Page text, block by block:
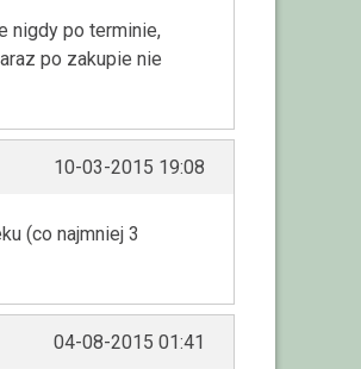
nigdy po terminie,
po zakupie nie
10-03-2015 19:08
(co najmniej 3
04-08-2015 01:41